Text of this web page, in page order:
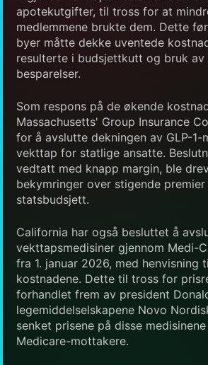
apotekutgifter, til tross for at
medlemmene brukte dem. Dette
byer måtte dekke uventede
resulterte i budsjettkutt og bruk av
besparelser.
Som respons på de økende
Massachusetts' Group Insurance
for å avslutte dekningen av GLP-1-
vekttap for statlige ansatte.
vedtatt med knapp margin, ble
bekymringer over stigende
statsbudsjett.
California har også besluttet å
vekttapsmedisiner gjennom Medi-
fra 1. januar 2026, med henvisning
kostnadene. Dette til tross for
forhandlet frem av president
legemiddelselskapene Novo
senket prisene på disse
Medicare-mottakere.